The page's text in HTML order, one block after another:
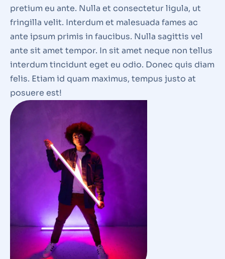
pretium eu ante. Nulla et consectetur ligula, ut
fringilla velit. Interdum et malesuada fames ac
ante ipsum primis in faucibus. Nulla sagittis vel
ante sit amet tempor. In sit amet neque non tellus
interdum tincidunt eget eu odio. Donec quis diam
felis. Etiam id quam maximus, tempus justo at
posuere est!